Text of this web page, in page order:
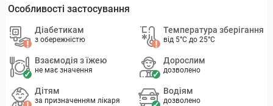
Особливості застосування
Діабетикам
з обережністю
Температура зберігання
від 5°C до 25°C
Взаємодія з їжею
не має значення
Дорослим
дозволено
Дітям
за призначенням лікаря
Водіям
дозволено